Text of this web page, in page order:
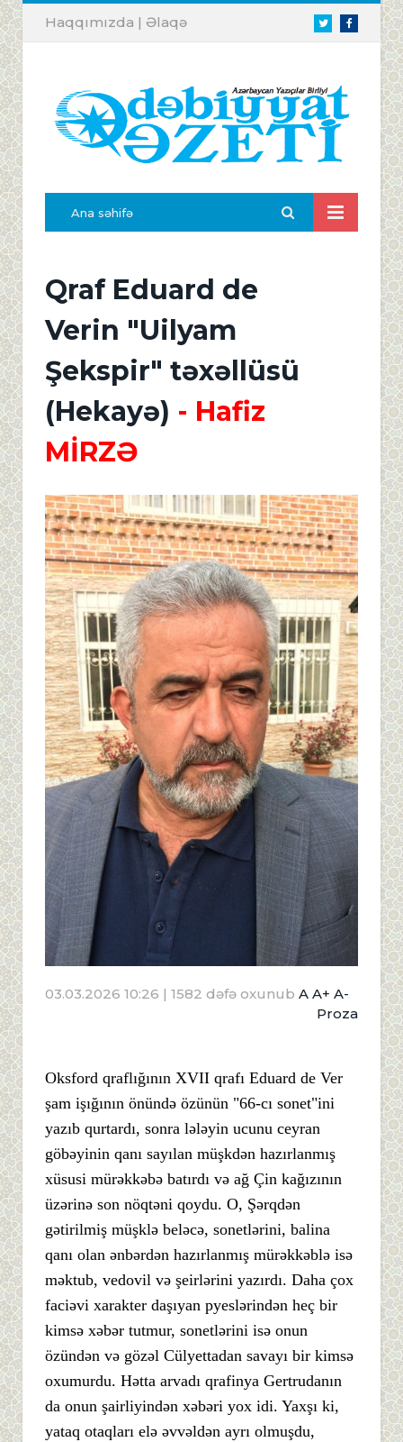
TwitterFacebook
Haqqımızda | Əlaqə
Ana səhifə
Qraf Eduard de
Verin "Uilyam
Şekspir" təxəllüsü
(Hekayə) - Hafiz
MİRZƏ
03.03.2026 10:26 | 1582 dəfə oxunub A A+ A-
Proza
Oksford qraflığının XVII qrafı Eduard de Ver
şam işığının önündə özünün "66-cı sonet"ini
yazıb qurtardı, sonra lələyin ucunu ceyran
göbəyinin qanı sayılan müşkdən hazırlanmış
xüsusi mürəkkəbə batırdı və ağ Çin kağızının
üzərinə son nöqtəni qoydu. O, Şərqdən
gətirilmiş müşklə beləcə, sonetlərini, balina
qanı olan ənbərdən hazırlanmış mürəkkəblə isə
məktub, vedovil və şeirlərini yazırdı. Daha çox
faciəvi xarakter daşıyan pyeslərindən heç bir
kimsə xəbər tutmur, sonetlərini isə onun
özündən və gözəl Cülyettadan savayı bir kimsə
oxumurdu. Hətta arvadı qrafinya Gertrudanın
da onun şairliyindən xəbəri yox idi. Yaxşı ki,
yataq otaqları elə əvvəldən ayrı olmuşdu,